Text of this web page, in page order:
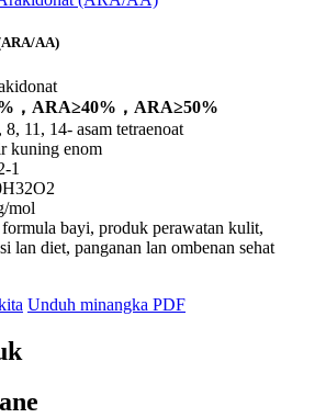
AA)
，ARA≥40%，ARA≥50%
11, 14- asam tetraenoat
kuning enom
1
mol
bayi, produk perawatan kulit,
lan diet, panganan lan ombenan sehat
Unduh minangka PDF